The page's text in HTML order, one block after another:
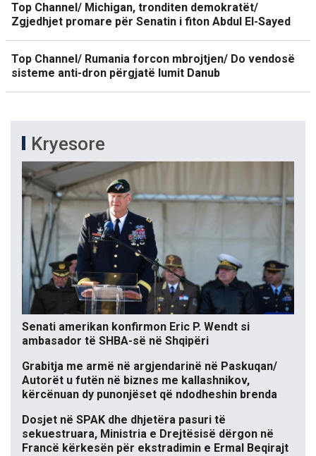
Top Channel/ Michigan, tronditen demokratët/
Zgjedhjet promare për Senatin i fiton Abdul El-Sayed
Top Channel/ Rumania forcon mbrojtjen/ Do vendosë
sisteme anti-dron përgjatë lumit Danub
Kryesore
Senati amerikan konfirmon Eric P. Wendt si
ambasador të SHBA-së në Shqipëri
Grabitja me armë në argjendarinë në Paskuqan/
Autorët u futën në biznes me kallashnikov,
kërcënuan dy punonjëset që ndodheshin brenda
Dosjet në SPAK dhe dhjetëra pasuri të
sekuestruara, Ministria e Drejtësisë dërgon në
Francë kërkesën për ekstradimin e Ermal Beqirajt